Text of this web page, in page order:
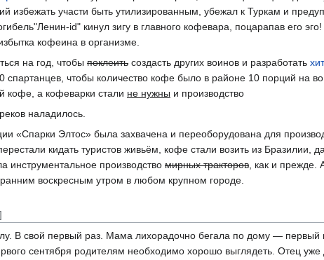
избежать участи быть утилизированным, убежал к Туркам и
"Ленин-id" кинул зигу в главного кофевара, поцарапав его эго!
кофеина в организме.
на год, чтобы поклеить создасть других воинов и разработать
спартанцев, чтобы количество кофе было в районе 10 порций на
кофе, а кофеварки стали не нужны и производство
наладилось.
«Спарки Элтос» была захвачена и переоборудована для
кидать туристов живьём, кофе стали возить из Бразилии
инструментальное производство мирных тракторов , как и прежде.
воскресным утром в любом крупном городе.
]
В свой первый раз. Мама лихорадочно бегала по дому — первый
сентября родителям необходимо хорошо выглядеть. Отец